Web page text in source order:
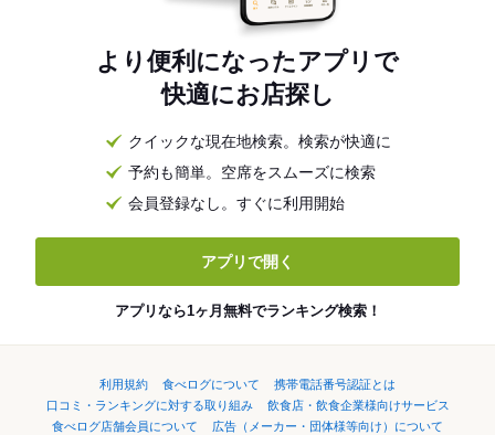
より便利になったアプリで
快適にお店探し
クイックな現在地検索。検索が快適に
予約も簡単。空席をスムーズに検索
会員登録なし。すぐに利用開始
アプリで開く
アプリなら1ヶ月無料でランキング検索！
利用規約 食べログについて
携帯電話番号認証とは
口コミ・ランキングに対する取り組み
飲食店・飲食企業様向けサービス
食べログ店舗会員について
広告（メーカー・団体様等向け）について